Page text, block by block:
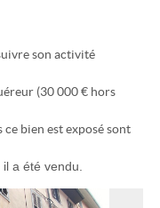
son activité
(30 000 € hors
bien est exposé sont
a été vendu.